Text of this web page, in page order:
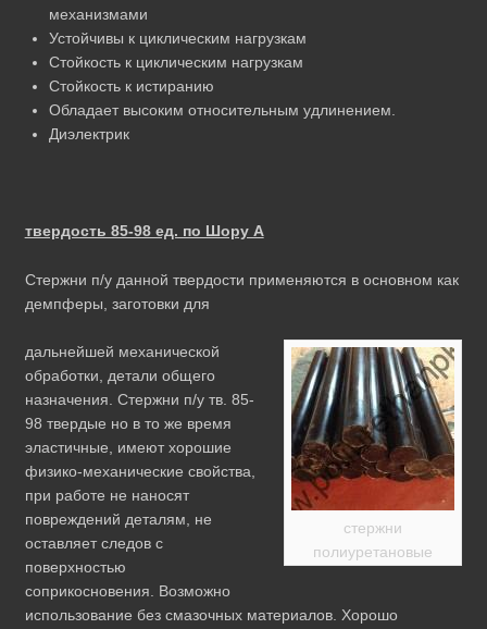
механизмами
Устойчивы к циклическим нагрузкам
Стойкость к циклическим нагрузкам
Стойкость к истиранию
Обладает высоким относительным удлинением.
Диэлектрик
твердость 85-98 ед. по Шору А
Стержни п/у данной твердости применяются в основном как
демпферы, заготовки для
стержни
полиуретановые
дальнейшей механической
обработки, детали общего
назначения. Стержни п/у тв. 85-
98 твердые но в то же время
эластичные, имеют хорошие
физико-механические свойства,
при работе не наносят
повреждений деталям, не
оставляет следов с
поверхностью
соприкосновения. Возможно
использование без смазочных материалов. Хорошо